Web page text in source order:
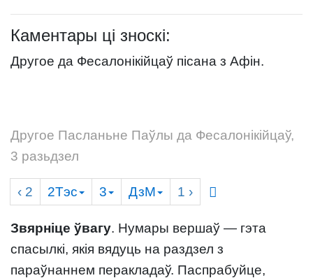
Каментары ці зноскі:
Другое да Фесалонікійцаў пісана з Афін.
Другое Пасланьне Паўлы да Фесалонікійцаў,
3 разьдзел
‹ 2 2Тэс 3 ДзМ 1 ›
Звярніце ўвагу. Нумары вершаў — гэта
спасылкі, якія вядуць на раздзел з
параўнаннем перакладаў. Паспрабуйце,